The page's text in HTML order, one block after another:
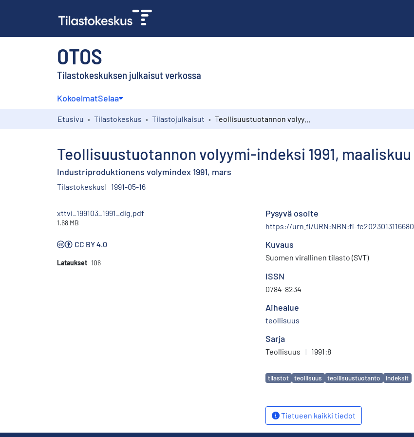
OTOS
Tilastokeskuksen julkaisut verkossa
KokoelmatSelaa
Etusivu Tilastokeskus Tilastojulkaisut
Teollisuustuotannon volyymi-indeksi 1991, maaliskuu
Industriproduktionens volymindex 1991, mars
Tilastokeskus 1991-05-16
xttvi_199103_1991_dig.pdf
1.68 MB
CC BY 4.0
Lataukset 106
Pysyvä osoite
https://urn.fi/URN:NBN:fi-fe2023013116680
Kuvaus
Suomen virallinen tilasto (SVT)
ISSN
0784-8234
Aihealue
teollisuus
Sarja
Teollisuus | 1991:8
Avainsanat
tilastot teollisuus teollisuustuotanto indeksit
Tietueen kaikki tiedot